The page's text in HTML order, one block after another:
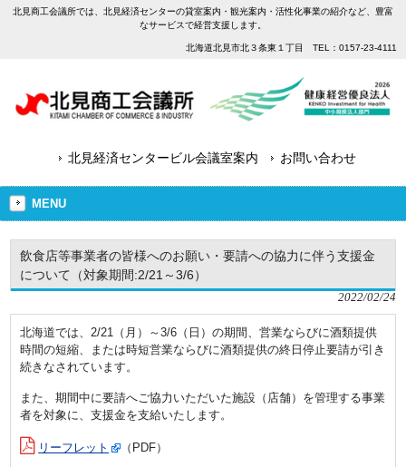
北見商工会議所では、北見経済センターの貸室案内・観光案内・活性化事業の紹介など、豊富
なサービスで経営支援します。
北海道北見市北３条東１丁目 TEL：0157-23-4111
北見経済センタービル会議室案内 お問い合わせ
MENU
飲食店等事業者の皆様へのお願い・要請への協力に伴う支援金
について（対象期間:2/21～3/6）
2022/02/24
北海道では、2/21（月）～3/6（日）の期間、営業ならびに酒類提供
時間の短縮、または時短営業ならびに酒類提供の終日停止要請が引き
続きなされています。
また、期間中に要請へご協力いただいた施設（店舗）を管理する事業
者を対象に、支援金を支給いたします。
リーフレット （PDF）